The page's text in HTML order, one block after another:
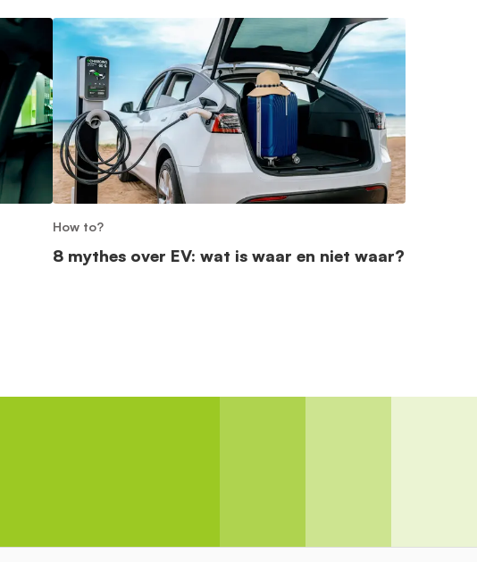
How to?
8 mythes over EV: wat is waar en niet waar?